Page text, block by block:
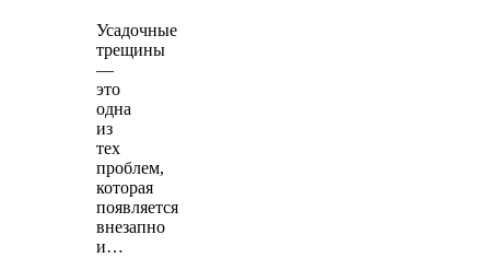
Усадочные
трещины
—
это
одна
из
тех
проблем,
которая
появляется
внезапно
и…